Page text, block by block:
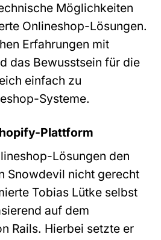
Möglichkeiten
Onlineshop-Lösungen.
Erfahrungen mit
das Bewusstsein für die
einfach zu
Systeme.
Plattform
Lösungen den
Snowdevil nicht gerecht
Tobias Lütke selbst
auf dem
Rails. Hierbei setzte er